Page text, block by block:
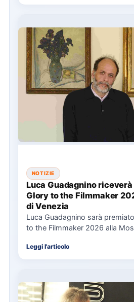
NOTIZIE
Luca Guadagnino
Glory to the Filmmaker
di Venezia
Luca Guadagnino sarà
to the Filmmaker 2026 alla
Leggi l'articolo